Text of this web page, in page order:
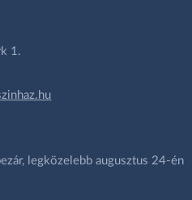
1.
legközelebb augusztus 24-én